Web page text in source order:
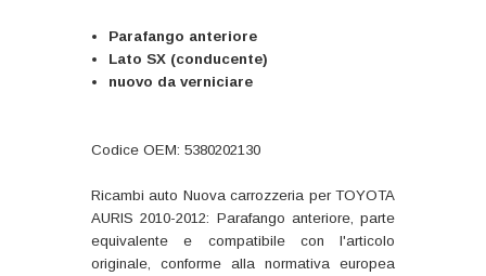
Parafango anteriore
Lato SX (conducente)
nuovo da verniciare
Codice OEM: 5380202130
Ricambi auto Nuova carrozzeria per TOYOTA
AURIS 2010-2012: Parafango anteriore, parte
equivalente e compatibile con l'articolo
originale, conforme alla normativa europea